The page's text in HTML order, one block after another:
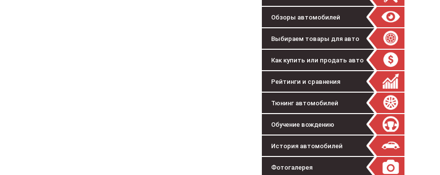
Обзоры автомобилей
Выбираем товары для авто
Как купить или продать авто
Рейтинги и сравнения
Тюнинг автомобилей
Обучение вождению
История автомобилей
Фотогалерея